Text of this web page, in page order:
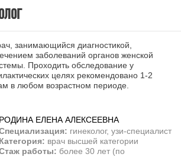
занимающийся диагностикой,
заболеваний органов женской
Проходить обследование у
целях рекомендовано 1-2
в любом возрастном периоде.
РОДИНА ЕЛЕНА АЛЕКСЕЕВНА
гинеколог, узи-специалист
Категория: врач высшей категории
работы: более 30 лет (по